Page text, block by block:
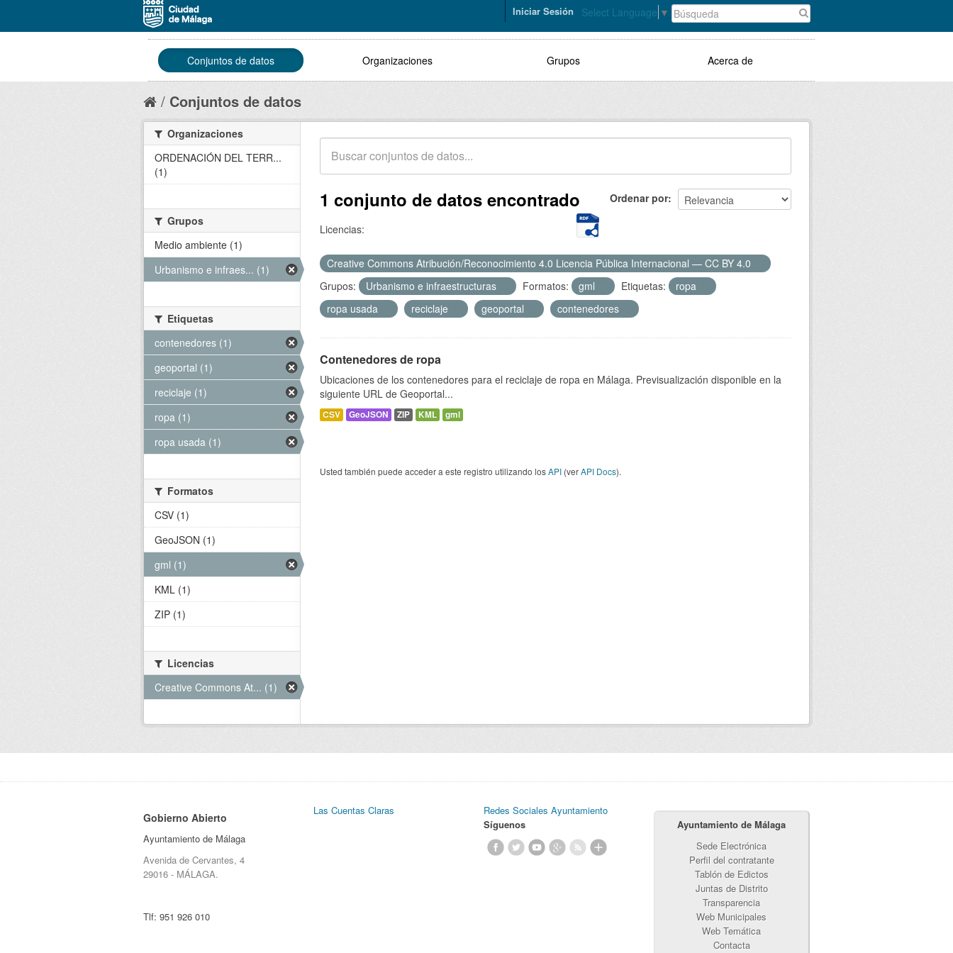
Select Language ▼
Iniciar Sesión
Conjuntos de datos Organizaciones Grupos Acerca de
Conjuntos de datos
Ordenar por
1 conjunto de datos encontrado
Licencias:
Creative Commons Atribución/Reconocimiento 4.0 Licencia Pública Internacional — CC BY 4.0
Grupos:
Urbanismo e infraestructuras Formatos: gml Etiquetas:
ropa
ropa usada
reciclaje geoportal contenedores
Contenedores de ropa
Ubicaciones de los contenedores para el reciclaje de ropa en Málaga. Previsualización disponible en la
siguiente URL de Geoportal...
CSV GeoJSON ZIP KML gml
Usted también puede acceder a este registro utilizando losAPI (verAPI Docs).
Organizaciones
ORDENACIÓN DEL TERR...
(1)
Grupos
Medio ambiente (1)
Urbanismo e infraes... (1)
Etiquetas
contenedores (1)
geoportal (1)
reciclaje (1)
ropa (1)
ropa usada (1)
Formatos
CSV (1)
GeoJSON (1)
gml (1)
KML (1)
ZIP (1)
Licencias
Creative Commons At... (1)
Gobierno Abierto
Ayuntamiento de Málaga
Avenida de Cervantes, 4
29016 - MÁLAGA.
Tlf: 951 926 010
Las Cuentas Claras
Redes Sociales Ayuntamiento
Síguenos
Ayuntamiento de Málaga
Sede Electrónica
Perfil del contratante
Tablón de Edictos
Juntas de Distrito
Transparencia
Web Municipales
Web Temática
Contacta